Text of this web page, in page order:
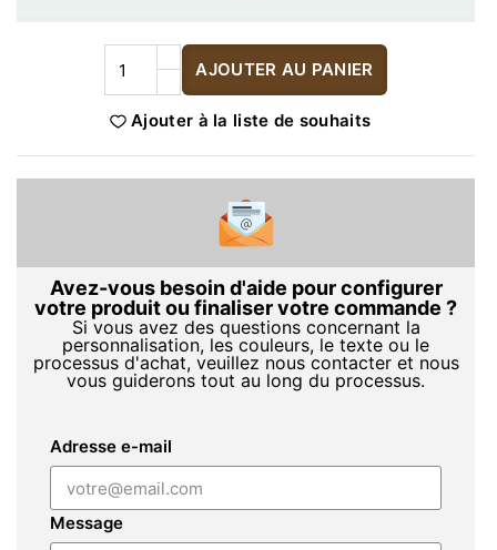
AJOUTER AU PANIER
Ajouter à la liste de souhaits
Avez-vous besoin d'aide pour configurer
votre produit ou finaliser votre commande ?
Si vous avez des questions concernant la
personnalisation, les couleurs, le texte ou le
processus d'achat, veuillez nous contacter et nous
vous guiderons tout au long du processus.
Adresse e-mail
Message